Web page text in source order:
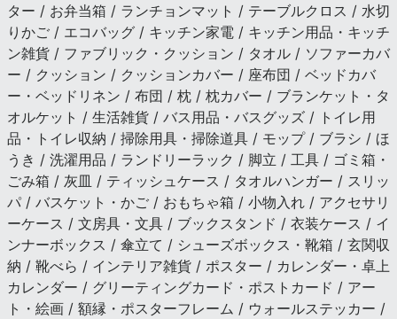
ター / お弁当箱 / ランチョンマット / テーブルクロス / 水切
りかご / エコバッグ / キッチン家電 / キッチン用品・キッチ
ン雑貨 / ファブリック・クッション / タオル / ソファーカバ
ー / クッション / クッションカバー / 座布団 / ベッドカバ
ー・ベッドリネン / 布団 / 枕 / 枕カバー / ブランケット・タ
オルケット / 生活雑貨 / バス用品・バスグッズ / トイレ用
品・トイレ収納 / 掃除用具・掃除道具 / モップ / ブラシ / ほ
うき / 洗濯用品 / ランドリーラック / 脚立 / 工具 / ゴミ箱・
ごみ箱 / 灰皿 / ティッシュケース / タオルハンガー / スリッ
パ / バスケット・かご / おもちゃ箱 / 小物入れ / アクセサリ
ーケース / 文房具・文具 / ブックスタンド / 衣装ケース / イ
ンナーボックス / 傘立て / シューズボックス・靴箱 / 玄関収
納 / 靴べら / インテリア雑貨 / ポスター / カレンダー・卓上
カレンダー / グリーティングカード・ポストカード / アー
ト・絵画 / 額縁・ポスターフレーム / ウォールステッカー /